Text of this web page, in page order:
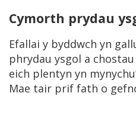
Cymorth prydau
Efallai y byddwch yn
phrydau ysgol a
eich plentyn yn
Mae tair prif fath o